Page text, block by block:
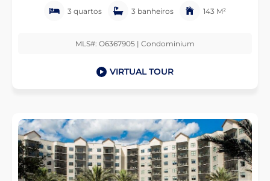
3 quartos 3 banheiros 143 M²
MLS#: O6367905 | Condominium
VIRTUAL TOUR